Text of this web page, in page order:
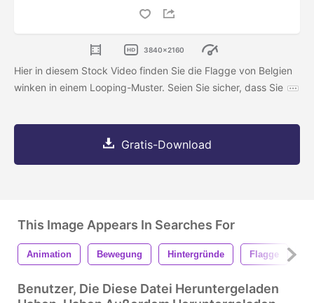
3840x2160
Hier in diesem Stock Video finden Sie die Flagge von Belgien
winken in einem Looping-Muster. Seien Sie sicher, dass Sie
Gratis-Download
This Image Appears In Searches For
Animation Bewegung Hintergründe Flagge
Benutzer, Die Diese Datei Heruntergeladen